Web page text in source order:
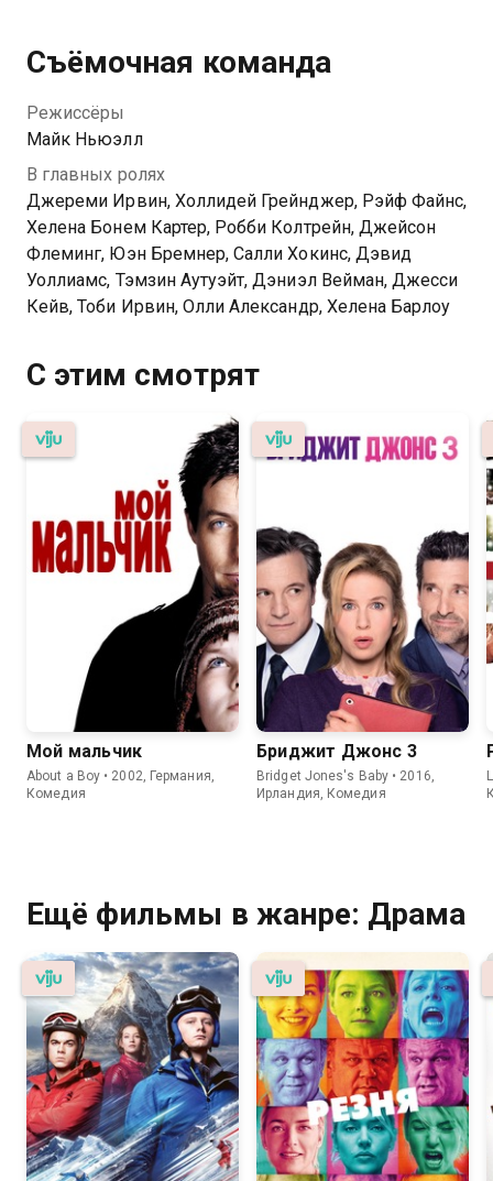
Съёмочная команда
Режиссёры
Майк Ньюэлл
В главных ролях
Джереми Ирвин, Холлидей Грейнджер, Рэйф Файнс,
Хелена Бонем Картер, Робби Колтрейн, Джейсон
Флеминг, Юэн Бремнер, Салли Хокинс, Дэвид
Уоллиамс, Тэмзин Аутуэйт, Дэниэл Вейман, Джесси
Кейв, Тоби Ирвин, Олли Александр, Хелена Барлоу
С этим смотрят
Мой мальчик
About a Boy • 2002, Германия,
Комедия
Бриджит Джонс 3
Bridget Jones's Baby • 2016,
Ирландия, Комедия
Ещё фильмы в жанре: Драма